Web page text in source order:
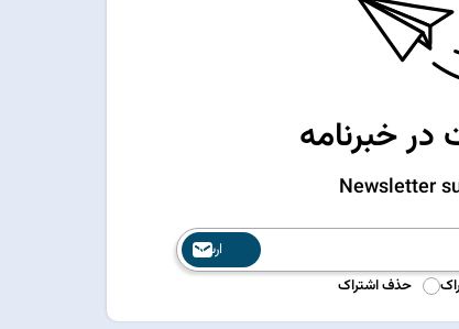
خبرنامه
Newsletter
ارسال
حذف اشتراک